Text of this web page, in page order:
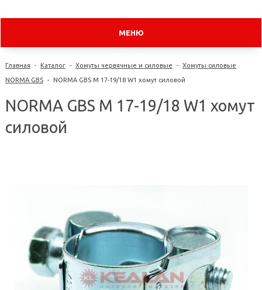
МЕНЮ
Главная - Каталог - Хомуты червячные и силовые - Хомуты силовые
NORMA GBS - NORMA GBS M 17-19/18 W1 хомут силовой
NORMA GBS M 17-19/18 W1 хомут
силовой